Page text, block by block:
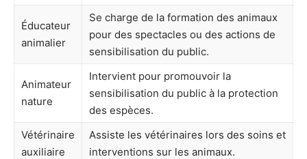
Éducateur
animalier
Se charge de la formation des animaux
pour des spectacles ou des actions de
sensibilisation du public.
Animateur
nature
Intervient pour promouvoir la
sensibilisation du public à la protection
des espèces.
Vétérinaire
auxiliaire
Assiste les vétérinaires lors des soins et
interventions sur les animaux.